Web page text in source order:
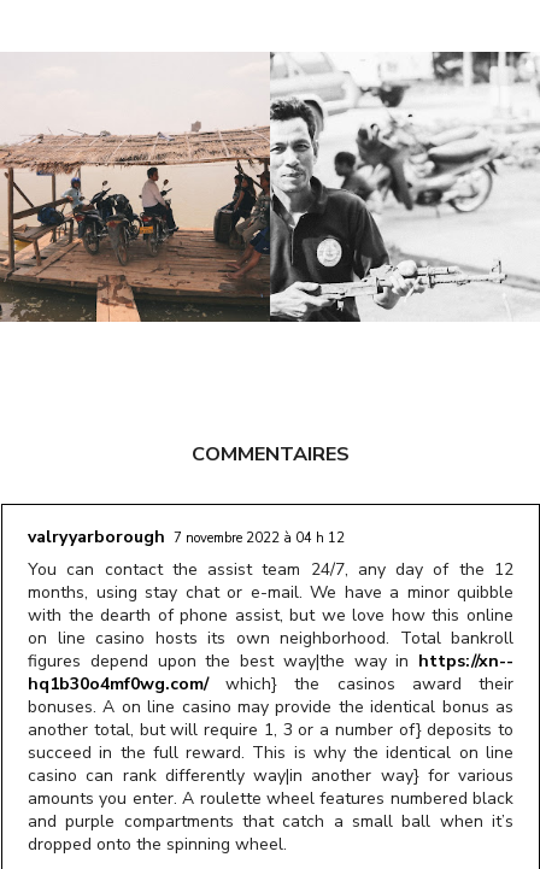
COMMENTAIRES
valryyarborough 7 novembre 2022 à 04 h 12
You can contact the assist team 24/7, any day of the 12
months, using stay chat or e-mail. We have a minor quibble
with the dearth of phone assist, but we love how this online
on line casino hosts its own neighborhood. Total bankroll
figures depend upon the best way|the way in https://xn--
hq1b30o4mf0wg.com/which} the casinos award their
bonuses. A on line casino may provide the identical bonus as
another total, but will require 1, 3 or a number of} deposits to
succeed in the full reward. This is why the identical on line
casino can rank differently way|in another way} for various
amounts you enter. A roulette wheel features numbered black
and purple compartments that catch a small ball when it’s
dropped onto the spinning wheel.